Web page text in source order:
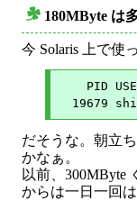
180MByte は
今 Solaris 上で使
PID
だそうな。朝立
かなぁ。
以前、300MByte
からは一日一回